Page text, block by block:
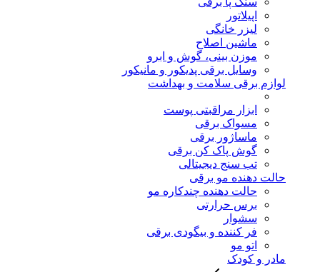
اپیلاتور
لیزر خانگی
ماشین اصلاح
موزن بینی، گوش و ابرو
وسایل برقی پدیکور و مانیکور
لوازم برقی سلامت و بهداشت
ابزار مراقبتی پوست
مسواک برقی
ماساژور برقی
گوش پاک کن برقی
تب سنج دیجیتالی
حالت دهنده مو برقی
حالت دهنده چندکاره مو
برس حرارتی
سشوار
فر کننده و بیگودی برقی
اتو مو
مادر و کودک